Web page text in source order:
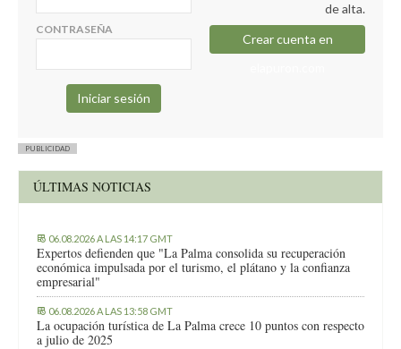
CONTRASEÑA
de alta.
Crear cuenta en
PUBLICIDAD
ÚLTIMAS NOTICIAS
06.08.2026 A LAS 14:17 GMT
Expertos defienden que "La Palma consolida su recuperación
económica impulsada por el turismo, el plátano y la confianza
empresarial"
06.08.2026 A LAS 13:58 GMT
La ocupación turística de La Palma crece 10 puntos con respecto
a julio de 2025